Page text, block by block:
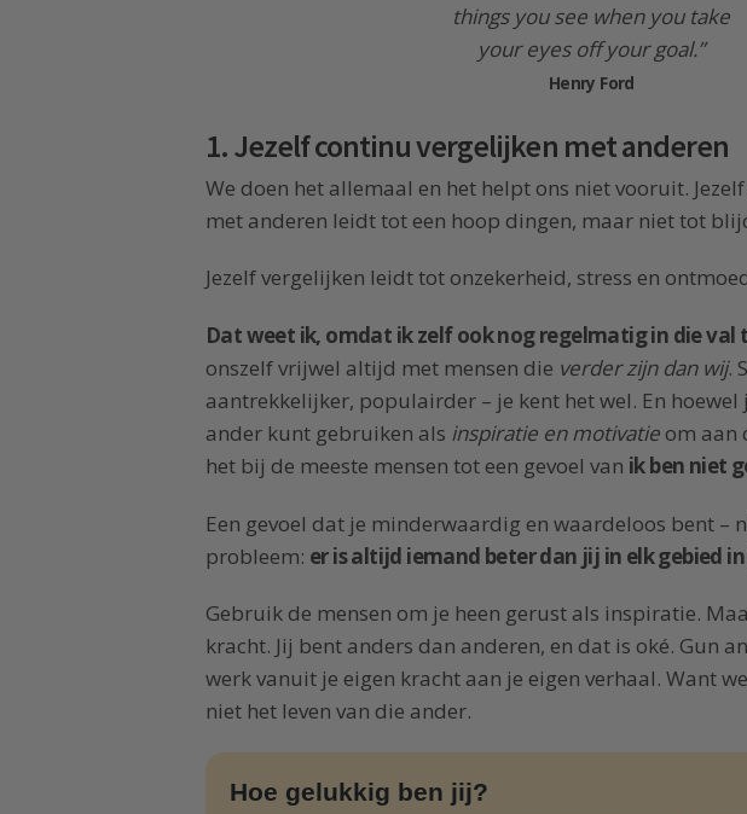
things you see when you take
your eyes off your goal.”
Henry Ford
1. Jezelf continu vergelijken met anderen
We doen het allemaal en het helpt ons niet vooruit.
met anderen leidt tot een hoop dingen, maar niet tot
Jezelf vergelijken leidt tot onzekerheid, stress en
Dat weet ik, omdat ik zelf ook nog regelmatig in die val
onszelf vrijwel altijd met mensen die verder zijn dan wij.
aantrekkelijker, populairder – je kent het wel. En hoewel
ander kunt gebruiken als inspiratie en motivatie om aan
het bij de meeste mensen tot een gevoel van ik ben niet
Een gevoel dat je minderwaardig en waardeloos bent –
probleem: er is altijd iemand beter dan jij in elk gebied
Gebruik de mensen om je heen gerust als inspiratie.
kracht. Jij bent anders dan anderen, en dat is oké. Gun
werk vanuit je eigen kracht aan je eigen verhaal. Want
niet het leven van die ander.
Hoe gelukkig ben jij?